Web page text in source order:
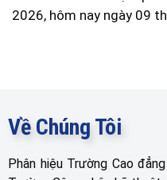
2026, hôm nay ngày 09
Về Chúng Tôi
Phân hiệu Trường Cao